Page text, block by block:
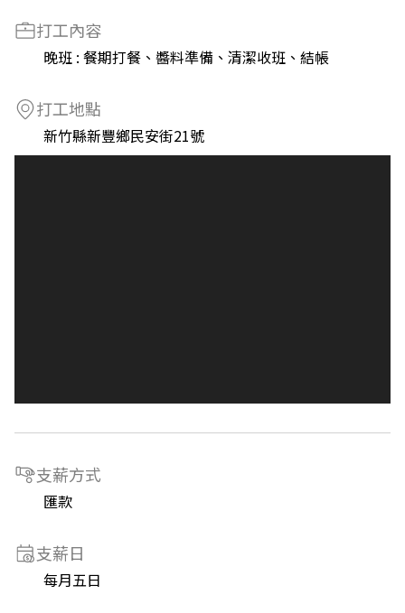
打工內容
晚班 : 餐期打餐、醬料準備、清潔收班、結帳
打工地點
新竹縣新豐鄉民安街21號
支薪方式
匯款
支薪日
每月五日